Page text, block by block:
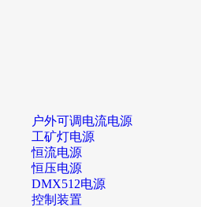
户外可调电流电源
工矿灯电源
恒流电源
恒压电源
DMX512电源
控制装置